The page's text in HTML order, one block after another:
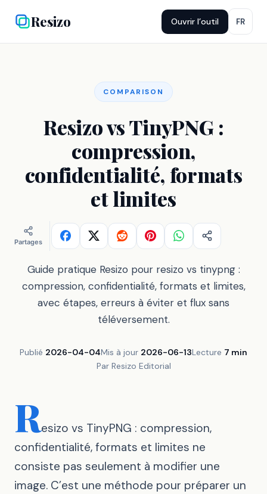
Resizo Ouvrir l’outil FR
COMPARISON
Resizo vs TinyPNG :
compression,
confidentialité, formats
et limites
Partages
Guide pratique Resizo pour resizo vs tinypng :
compression, confidentialité, formats et limites,
avec étapes, erreurs à éviter et flux sans
téléversement.
Publié 2026-04-04Mis à jour 2026-06-13Lecture 7 min
Par Resizo Editorial
Resizo vs TinyPNG : compression,
confidentialité, formats et limites ne
consiste pas seulement à modifier une
image. C’est une méthode pour préparer un